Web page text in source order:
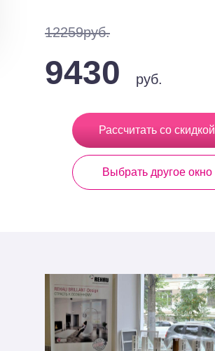
12259руб.
9430 руб.
Рассчитать со скидкой
Выбрать другое окно